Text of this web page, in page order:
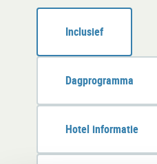
Inclusief
Dagprogramma
Hotel informatie